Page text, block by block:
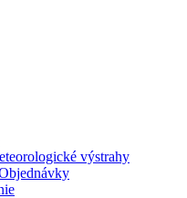
výstrahy